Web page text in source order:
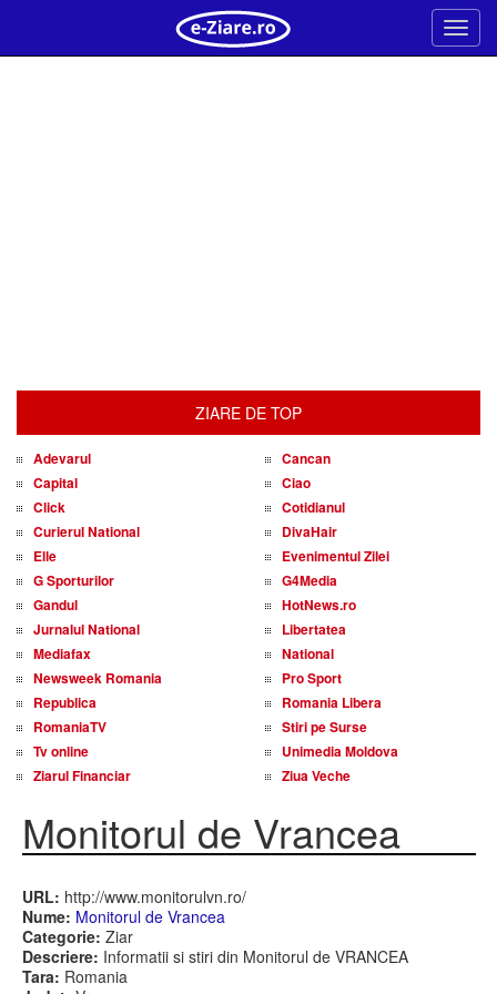
Meniu
ZIARE DE TOP
Adevarul
Cancan
Capital
Ciao
Click
Cotidianul
Curierul National
DivaHair
Elle
Evenimentul Zilei
G Sporturilor
G4Media
Gandul
HotNews.ro
Jurnalul National
Libertatea
Mediafax
National
Newsweek Romania
Pro Sport
Republica
Romania Libera
RomaniaTV
Stiri pe Surse
Tv online
Unimedia Moldova
Ziarul Financiar
Ziua Veche
Monitorul de Vrancea
URL: http://www.monitorulvn.ro/
Nume: Monitorul de Vrancea
Categorie: Ziar
Descriere: Informatii si stiri din Monitorul de VRANCEA
Tara: Romania